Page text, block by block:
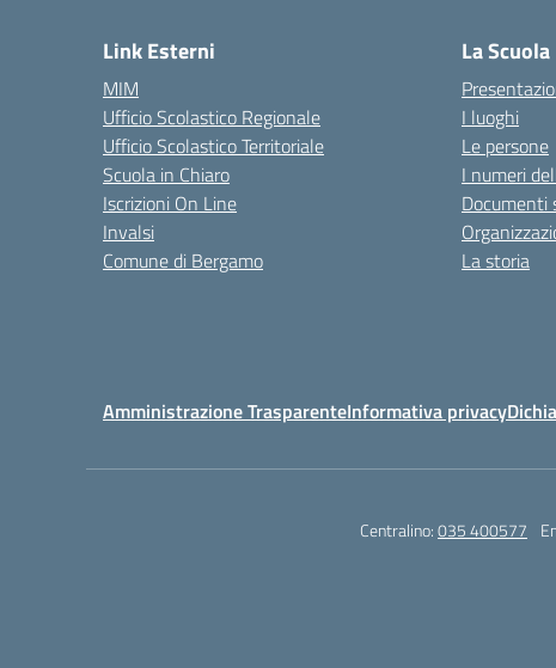
Link Esterni
MIM
Ufficio Scolastico Regionale
Ufficio Scolastico Territoriale
Scuola in Chiaro
Iscrizioni On Line
Invalsi
Comune di Bergamo
La Scuola
I luoghi
Le persone
I numeri
Documenti
La storia
Amministrazione TrasparenteInformativa privacy
Centralino:035 400577